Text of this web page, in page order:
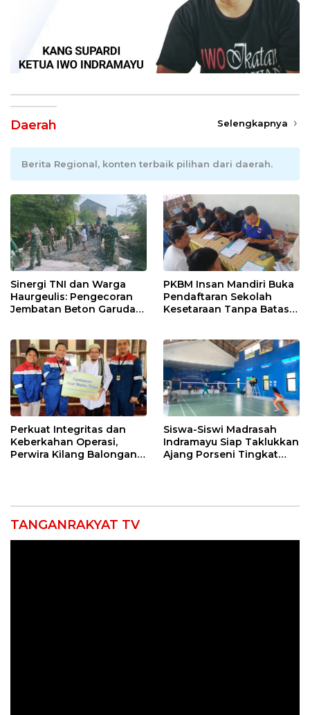
Daerah Selengkapnya
Berita Regional, konten terbaik pilihan dari daerah.
Sinergi TNI dan Warga
Haurgeulis: Pengecoran
Jembatan Beton Garuda
PKBM Insan Mandiri Buka
Pendaftaran Sekolah
Kesetaraan Tanpa Batas
Perkuat Integritas dan
Keberkahan Operasi,
Perwira Kilang Balongan
Siswa-Siswi Madrasah
Indramayu Siap Taklukkan
Ajang Porseni Tingkat
TANGANRAKYAT TV